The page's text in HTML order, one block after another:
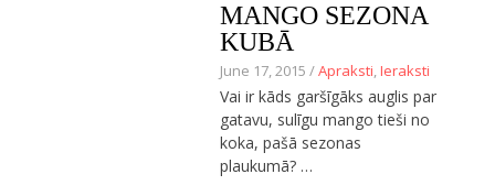
MANGO SEZONA
KUBĀ
June 17, 2015 /Apraksti,Ieraksti
Vai ir kāds garšīgāks auglis par
gatavu, sulīgu mango tieši no
koka, pašā sezonas
plaukumā? …